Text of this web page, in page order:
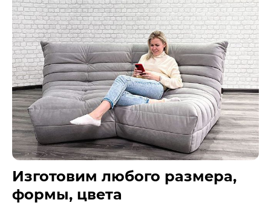
Изготовим любого размера,
формы, цвета